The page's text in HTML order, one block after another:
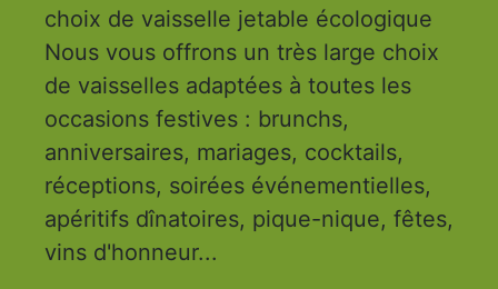
choix de vaisselle jetable écologique
Nous vous offrons un très large choix
de vaisselles adaptées à toutes les
occasions festives : brunchs,
anniversaires, mariages, cocktails,
réceptions, soirées événementielles,
apéritifs dînatoires, pique-nique, fêtes,
vins d'honneur...